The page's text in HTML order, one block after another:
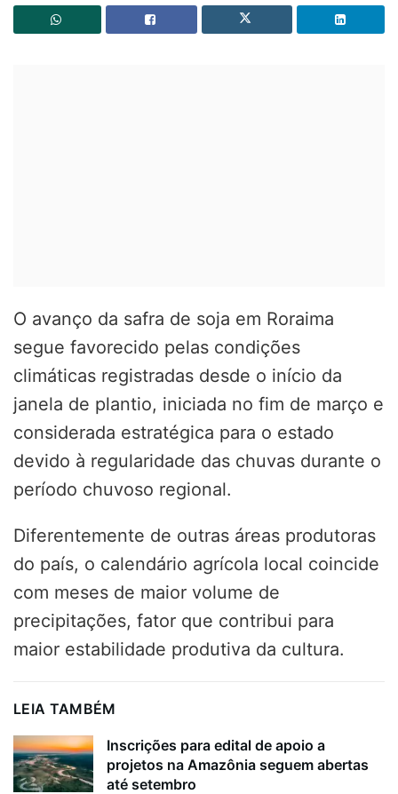
O avanço da safra de soja em Roraima
segue favorecido pelas condições
climáticas registradas desde o início da
janela de plantio, iniciada no fim de março e
considerada estratégica para o estado
devido à regularidade das chuvas durante o
período chuvoso regional.
Diferentemente de outras áreas produtoras
do país, o calendário agrícola local coincide
com meses de maior volume de
precipitações, fator que contribui para
maior estabilidade produtiva da cultura.
LEIA TAMBÉM
Inscrições para edital de apoio a
projetos na Amazônia seguem abertas
até setembro